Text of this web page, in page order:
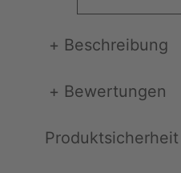
+ Beschreibung
+ Bewertungen
Produktsicherheit